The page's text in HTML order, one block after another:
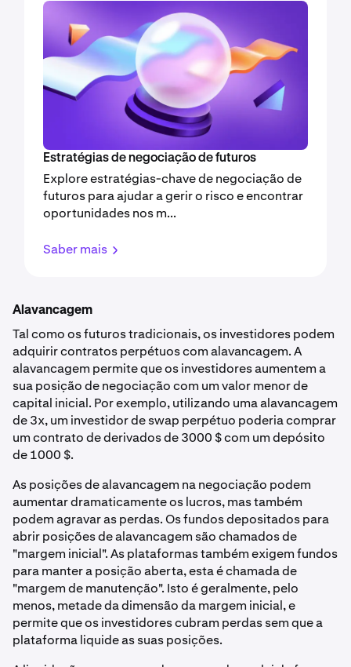
Estratégias de negociação de futuros
Explore estratégias-chave de negociação de
futuros para ajudar a gerir o risco e encontrar
oportunidades nos m...
Saber mais
Alavancagem
Tal como os futuros tradicionais, os investidores podem
adquirir contratos perpétuos com alavancagem. A
alavancagem permite que os investidores aumentem a
sua posição de negociação com um valor menor de
capital inicial. Por exemplo, utilizando uma alavancagem
de 3x, um investidor de swap perpétuo poderia comprar
um contrato de derivados de 3000 $ com um depósito
de 1000 $.
As posições de alavancagem na negociação podem
aumentar dramaticamente os lucros, mas também
podem agravar as perdas. Os fundos depositados para
abrir posições de alavancagem são chamados de
"margem inicial". As plataformas também exigem fundos
para manter a posição aberta, esta é chamada de
"margem de manutenção". Isto é geralmente, pelo
menos, metade da dimensão da margem inicial, e
permite que os investidores cubram perdas sem que a
plataforma liquide as suas posições.